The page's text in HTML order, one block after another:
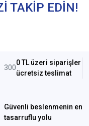
TAKİP EDİN!
300
0 TL üzeri siparişler
ücretsiz teslimat
Güvenli beslenmenin en
tasarruflu yolu